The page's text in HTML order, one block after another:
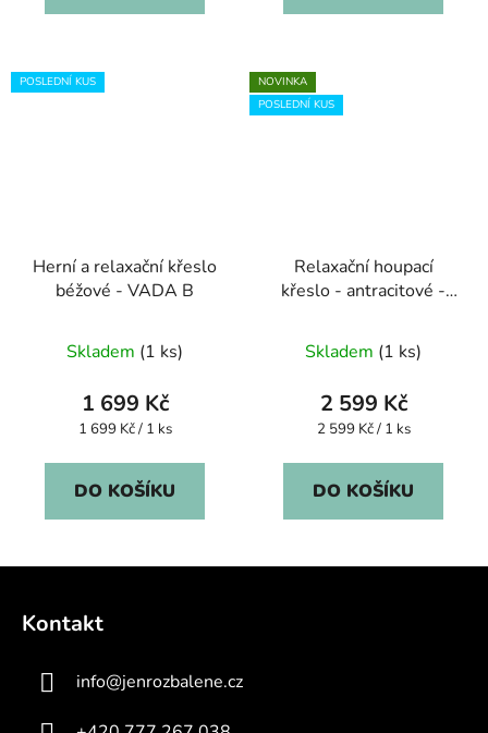
POSLEDNÍ KUS
Herní a relaxační křeslo
béžové - VADA B
Skladem (1 ks)
1 699 Kč
Měrná
1 699 Kč / 1 ks
DO KOŠÍKU
NOVINKA
POSLEDNÍ KUS
Relaxační houpací
křeslo - antracitové -
Skladem (1 ks)
2 599 Kč
Měrná
2 599 Kč / 1 ks
DO KOŠÍKU
Kontakt
info@jenrozbalene.cz